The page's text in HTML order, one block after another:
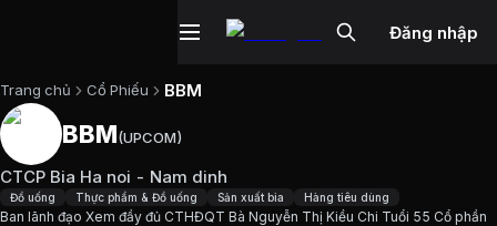
Đăng nhập
Trang chủ Cổ Phiếu BBM
Cổ phiếuBBM
Cập nhật: 7/8/2026.
BBM(UPCOM)
CTCP Bia Ha noi - Nam dinh
Đồ uống Thực phẩm & Đồ uống Sản xuất bia Hàng tiêu dùng
Ban lãnh đạo Xem đầy đủ CTHĐQT Bà Nguyễn Thị Kiều Chi Tuổi 55 Cổ phần